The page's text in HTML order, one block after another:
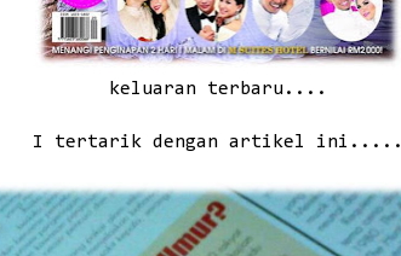
keluaran terbaru....
I tertarik dengan artikel ini.....